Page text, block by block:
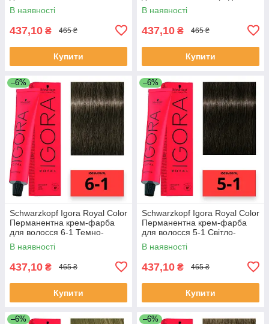
блондин 60 мл
В наявності
437,10 ₴ 465 ₴
Купити
русявий сандре 60 мл
В наявності
437,10 ₴ 465 ₴
Купити
–6%
Schwarzkopf Igora Royal Color
Перманентна крем-фарба
для волосся 6-1 Темно-
русявий сандре 60 мл
В наявності
437,10 ₴ 465 ₴
Купити
–6%
Schwarzkopf Igora Royal Color
Перманентна крем-фарба
для волосся 5-1 Світло-
коричневий сандре 60 мл
В наявності
437,10 ₴ 465 ₴
Купити
–6% –6%